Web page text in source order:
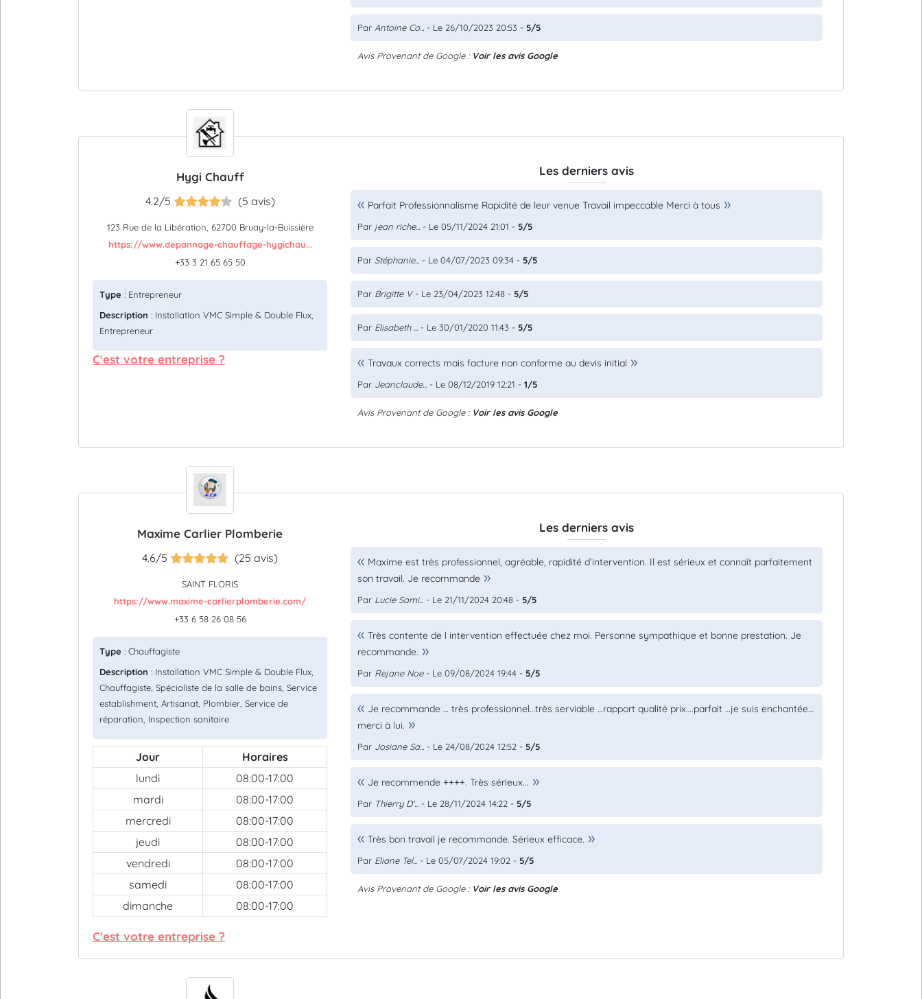
Par Antoine Co... - Le 26/10/2023 20:53 - 5/5
Avis Provenant de Google : Voir les avis Google
Hygi Chauff
4.2/5 (5 avis)
123 Rue de la Libération, 62700 Bruay-la-Buissière
https://www.depannage-chauffage-hygichau...
+33 3 21 65 65 50
Type : Entrepreneur
Description : Installation VMC Simple & Double Flux,
Entrepreneur
C'est votre entreprise ?
Les derniers avis
Parfait Professionnalisme Rapidité de leur venue Travail impeccable Merci à tous
Par jean riche... - Le 05/11/2024 21:01 - 5/5
Par Stéphanie... - Le 04/07/2023 09:34 - 5/5
Par Brigitte V- Le 23/04/2023 12:48 - 5/5
Par Elisabeth ... - Le 30/01/2020 11:43 - 5/5
Travaux corrects mais facture non conforme au devis initial
Par Jeanclaude... - Le 08/12/2019 12:21 - 1/5
Avis Provenant de Google : Voir les avis Google
Maxime Carlier Plomberie
4.6/5 (25 avis)
SAINT FLORIS
https://www.maxime-carlierplomberie.com/
+33 6 58 26 08 56
Type : Chauffagiste
Description : Installation VMC Simple & Double Flux,
Chauffagiste, Spécialiste de la salle de bains, Service
establishment, Artisanat, Plombier, Service de
réparation, Inspection sanitaire
Jour
Horaires
lundi
08:00-17:00
mardi
08:00-17:00
mercredi
08:00-17:00
jeudi
08:00-17:00
vendredi
08:00-17:00
samedi
08:00-17:00
dimanche
08:00-17:00
C'est votre entreprise ?
Les derniers avis
Maxime est très professionnel, agréable, rapidité d’intervention. Il est sérieux et connaît parfaitement
son travail. Je recommande
Par Lucie Sami... - Le 21/11/2024 20:48 - 5/5
Très contente de l intervention effectuée chez moi. Personne sympathique et bonne prestation. Je
recommande.
Par Rejane Noe- Le 09/08/2024 19:44 - 5/5
Je recommande … très professionnel…très serviable …rapport qualité prix….parfait …je suis enchantée…
merci à lui.
Par Josiane Sa... - Le 24/08/2024 12:52 - 5/5
Je recommende ++++. Très sérieux...
Par Thierry D'... - Le 28/11/2024 14:22 - 5/5
Très bon travail je recommande. Sérieux efficace.
Par Eliane Tel... - Le 05/07/2024 19:02 - 5/5
Avis Provenant de Google : Voir les avis Google